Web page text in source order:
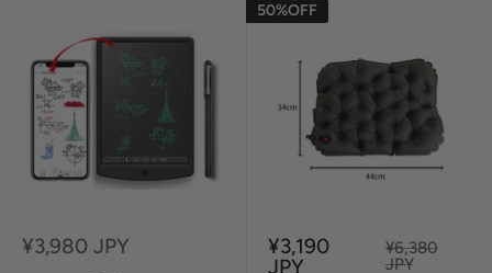
セ
¥3,980 JPY
50%OFF
セ
ー
¥3,190
JPY
定
価
¥6,380
JPY